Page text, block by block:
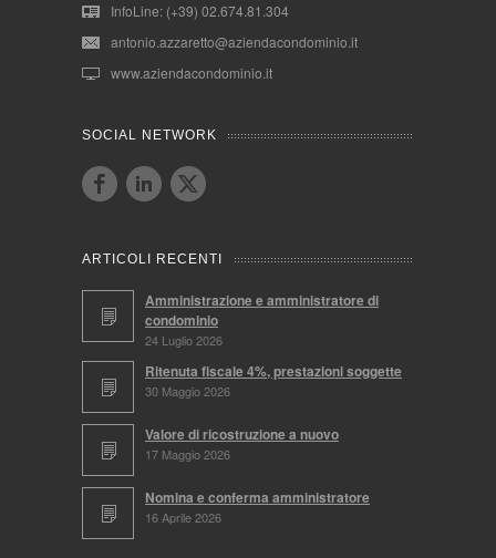
InfoLine: (+39) 02.674.81.304
antonio.azzaretto@aziendacondominio.it
www.aziendacondominio.it
SOCIAL NETWORK
ARTICOLI RECENTI
Amministrazione e amministratore di
condominio
24 Luglio 2026
Ritenuta fiscale 4%, prestazioni soggette
30 Maggio 2026
Valore di ricostruzione a nuovo
17 Maggio 2026
Nomina e conferma amministratore
16 Aprile 2026